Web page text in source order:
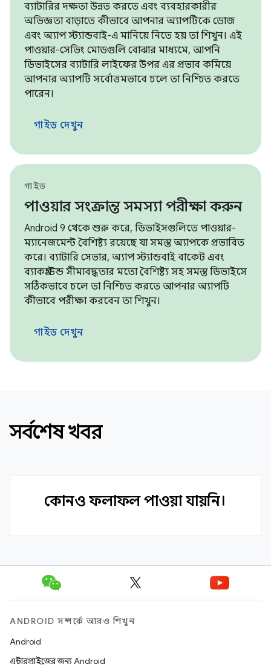
ব্যাটারির দক্ষতা উন্নত করতে এবং ব্যবহারকারীর
অভিজ্ঞতা বাড়াতে কীভাবে আপনার অ্যাপটিকে ডোজ
এবং অ্যাপ স্ট্যান্ডবাই-এ মানিয়ে নিতে হয় তা শিখুন। এই
পাওয়ার-সেভিং মোডগুলি বোঝার মাধ্যমে, আপনি
ডিভাইসের ব্যাটারি লাইফের উপর এর প্রভাব কমিয়ে
আপনার অ্যাপটি সর্বোত্তমভাবে চলে তা নিশ্চিত করতে
পারেন।
গাইড দেখুন
গাইড
পাওয়ার সংক্রান্ত সমস্যা পরীক্ষা করুন
Android 9 থেকে শুরু করে, ডিভাইসগুলিতে পাওয়ার-
ম্যানেজমেন্ট বৈশিষ্ট্য রয়েছে যা সমস্ত অ্যাপকে প্রভাবিত
করে। ব্যাটারি সেভার, অ্যাপ স্ট্যান্ডবাই বাকেট এবং
ব্যাকগ্রাউন্ড সীমাবদ্ধতার মতো বৈশিষ্ট্য সহ সমস্ত ডিভাইসে
সঠিকভাবে চলে তা নিশ্চিত করতে আপনার অ্যাপটি
কীভাবে পরীক্ষা করবেন তা শিখুন।
গাইড দেখুন
সর্বশেষ খবর
কোনও ফলাফল পাওয়া যায়নি।
ANDROID সম্পর্কে আরও শিখুন
Android
এন্টারপ্রাইজের জন্য Android